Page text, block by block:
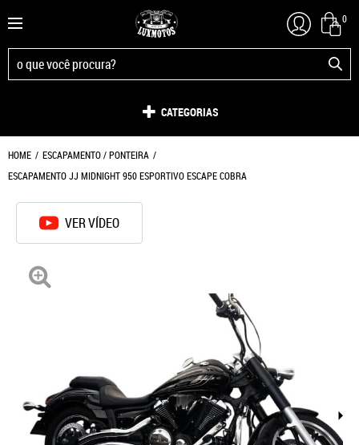
0
CATEGORIAS
HOME
ESCAPAMENTO / PONTEIRA
ESCAPAMENTO JJ MIDNIGHT 950 ESPORTIVO ESCAPE COBRA
VER VÍDEO